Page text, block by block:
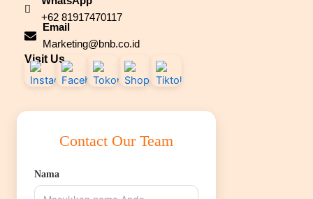
+62 81917470117
Email
Marketing@bnb.co.id
Visit Us
Contact Our Team
Nama